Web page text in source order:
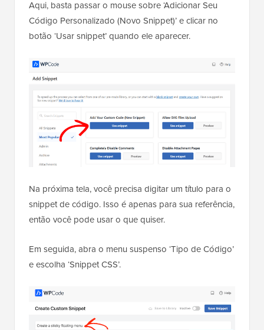
Aqui, basta passar o mouse sobre ‘Adicionar Seu
Código Personalizado (Novo Snippet)’ e clicar no
botão ‘Usar snippet’ quando ele aparecer.
Na próxima tela, você precisa digitar um título para o
snippet de código. Isso é apenas para sua referência,
então você pode usar o que quiser.
Em seguida, abra o menu suspenso ‘Tipo de Código’
e escolha ‘Snippet CSS’.